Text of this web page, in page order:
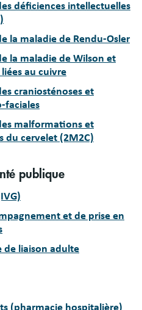
déficiences intellectuelles
la maladie de Rendu-Osler
la maladie de Wilson et
au cuivre
craniosténoses et
faciales
malformations et
du cervelet (2M2C)
publique
et de prise en
de liaison adulte
(pharmacie hospitalière)